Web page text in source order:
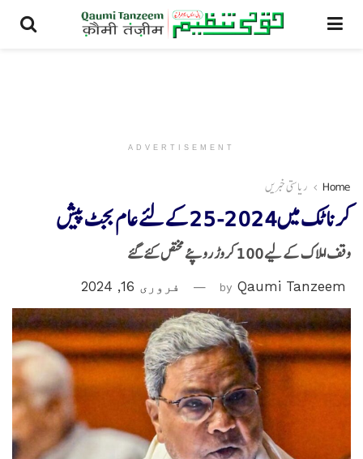
ADVERTISEMENT
Home ریاستی خبریں
کرناٹک میں2024-25کے لئے عام بجٹ پیش
وقف املاک کے لیے 100 کروڑ روپئے مختص کئے گئے
by Qaumi Tanzeem فروری 16, 2024